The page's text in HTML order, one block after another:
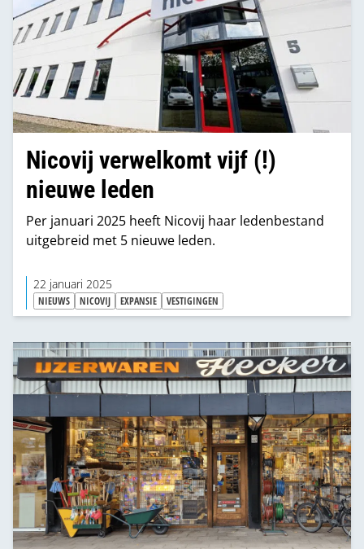
Nicovij verwelkomt vijf (!)
nieuwe leden
Per januari 2025 heeft Nicovij haar ledenbestand
uitgebreid met 5 nieuwe leden.
22 januari 2025
NIEUWS NICOVIJ EXPANSIE VESTIGINGEN